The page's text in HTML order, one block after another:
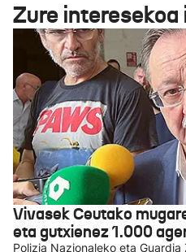
Zure interesekoa
Vivasek Ceutako
eta gutxienez 1.000
Polizia Nazionaleko eta